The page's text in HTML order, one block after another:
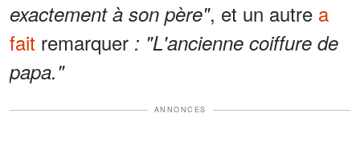
exactement à son père", et un autre a
fait remarquer : "L'ancienne coiffure de
papa."
ANNONCES